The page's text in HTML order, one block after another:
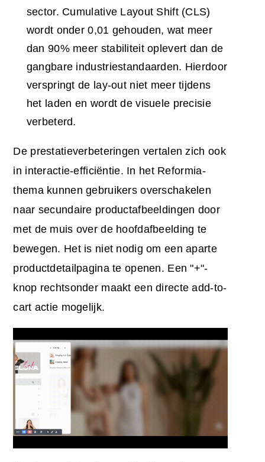
sector. Cumulative Layout Shift (CLS)
wordt onder 0,01 gehouden, wat meer
dan 90% meer stabiliteit oplevert dan de
gangbare industriestandaarden. Hierdoor
verspringt de lay-out niet meer tijdens
het laden en wordt de visuele precisie
verbeterd.
De prestatieverbeteringen vertalen zich ook
in interactie-efficiëntie. In het Reformia-
thema kunnen gebruikers overschakelen
naar secundaire productafbeeldingen door
met de muis over de hoofdafbeelding te
bewegen. Het is niet nodig om een aparte
productdetailpagina te openen. Een "+"-
knop rechtsonder maakt een directe add-to-
cart actie mogelijk.